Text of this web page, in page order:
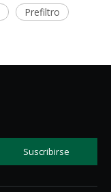
Prefiltro
Suscribirse